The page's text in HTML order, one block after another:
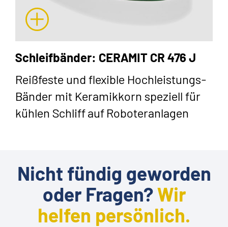
Schleifbänder: CERAMIT CR 476 J
Reißfeste und flexible Hochleistungs-
Bänder mit Keramikkorn speziell für
kühlen Schliff auf Roboteranlagen
Nicht fündig geworden
oder Fragen?Wir
helfen persönlich.